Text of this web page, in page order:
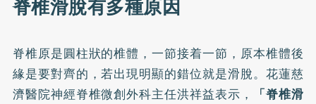
脊椎滑脫有多種原因
脊椎原是圓柱狀的椎體，一節接着一節，原本椎體後
緣是要對齊的，若出現明顯的錯位就是滑脫。花蓮慈
濟醫院神經脊椎微創外科主任洪祥益表示，
「脊椎滑